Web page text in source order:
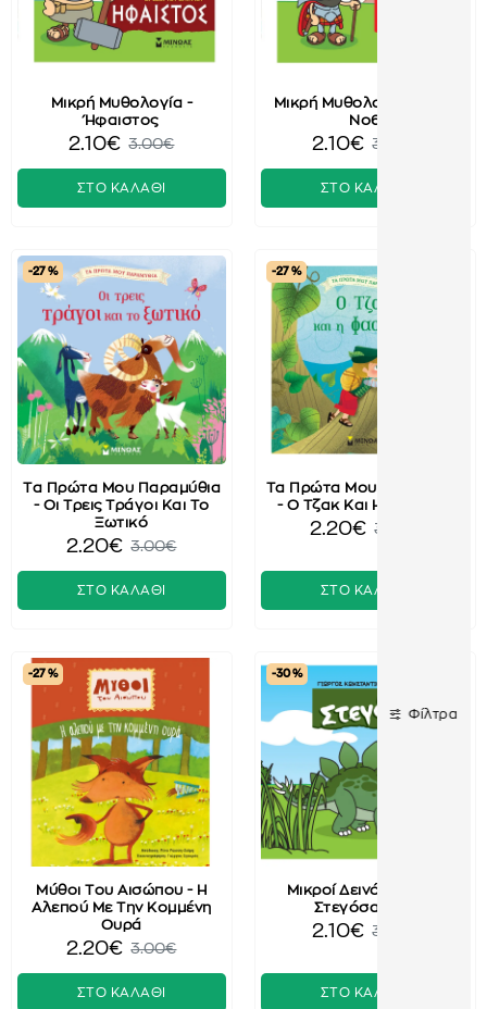
Μικρή Μυθολογία -
Ήφαιστος
2.10€ 3.00€
ΣΤΟ ΚΑΛΑΘΙ
Μικρή Μυθολογία - Άρης
No6
2.10€ 3.00€
ΣΤΟ ΚΑΛΑΘΙ
-27 %
Τα Πρώτα Μου Παραμύθια
- Οι Τρεις Τράγοι Και Το
Ξωτικό
2.20€ 3.00€
ΣΤΟ ΚΑΛΑΘΙ
-27 %
Τα Πρώτα Μου Παραμύθια
- Ο Τζακ Και Η Φασολιά
2.20€ 3.00€
ΣΤΟ ΚΑΛΑΘΙ
-27 %
Μύθοι Του Αισώπου - Η
Αλεπού Με Την Κομμένη
Ουρά
2.20€ 3.00€
ΣΤΟ ΚΑΛΑΘΙ
-30 %
Μικροί Δεινόσαυροι -
Στεγόσαυρος
2.10€ 3.00€
ΣΤΟ ΚΑΛΑΘΙ
Φίλτρα